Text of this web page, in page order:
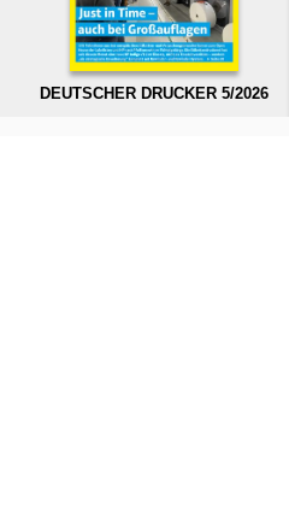
DEUTSCHER DRUCKER 5/2026